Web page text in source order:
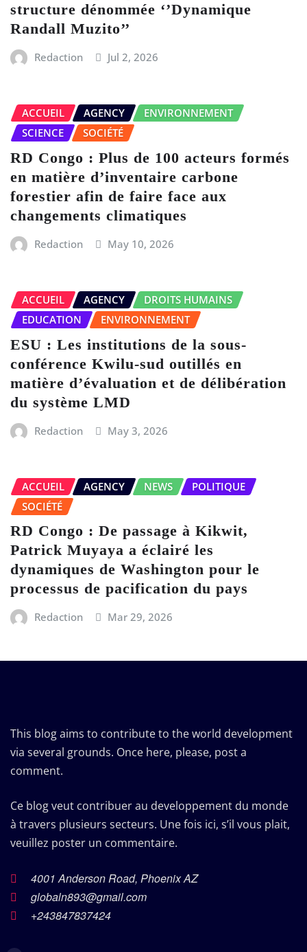
structure dénommée ‘’Dynamique
Randall Muzito’’
Redaction Jul 2, 2026
ACCUEIL AGENCY
ENVIRONNEMENT
SCIENCE
SOCIÉTÉ
RD Congo : Plus de 100 acteurs formés
en matière d’inventaire carbone
forestier afin de faire face aux
changements climatiques
Redaction May 10, 2026
ACCUEIL AGENCY
DROITS HUMAINS
EDUCATION
ENVIRONNEMENT
ESU : Les institutions de la sous-
conférence Kwilu-sud outillés en
matière d’évaluation et de délibération
du système LMD
Redaction May 3, 2026
ACCUEIL AGENCY NEWS
POLITIQUE
SOCIÉTÉ
RD Congo : De passage à Kikwit,
Patrick Muyaya a éclairé les
dynamiques de Washington pour le
processus de pacification du pays
Redaction Mar 29, 2026
This blog aims to contribute to the world development
via several grounds. Once here, please, post a
comment.
Ce blog veut contribuer au developpement du monde
à travers plusieurs secteurs. Une fois ici, s’il vous plait,
veuillez poster un commentaire.
4001 Anderson Road, Phoenix AZ
globaln893@gmail.com
+243847837424